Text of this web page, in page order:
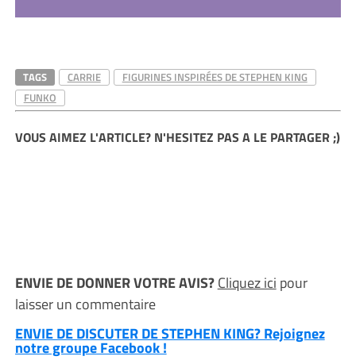
TAGS CARRIE
FIGURINES INSPIRÉES DE STEPHEN KING
FUNKO
VOUS AIMEZ L'ARTICLE? N'HESITEZ PAS A LE PARTAGER ;)
ENVIE DE DONNER VOTRE AVIS?Cliquez ici pour
laisser un commentaire
ENVIE DE DISCUTER DE STEPHEN KING? Rejoignez
notre groupe Facebook !